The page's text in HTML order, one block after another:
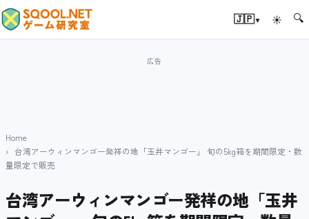
🇯🇵▾ ☀ 🔍
Home
台湾アーウィンマンゴー発祥の地「玉井マンゴー」 旬の5kg箱を期間限定・数
量限定で販売
台湾アーウィンマンゴー発祥の地「玉井